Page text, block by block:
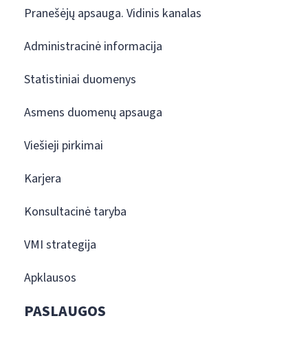
Pranešėjų apsauga. Vidinis kanalas
Administracinė informacija
Statistiniai duomenys
Asmens duomenų apsauga
Viešieji pirkimai
Karjera
Konsultacinė taryba
VMI strategija
Apklausos
PASLAUGOS